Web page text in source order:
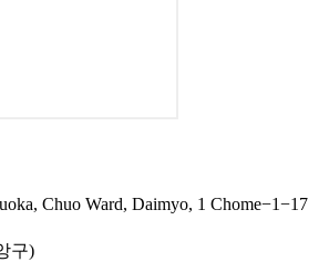
Chuo Ward, Daimyo, 1 Chome−1−17
구)